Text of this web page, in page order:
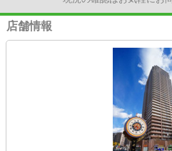
店舗情報